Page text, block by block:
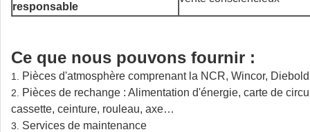
responsable
Ce que nous pouvons fournir :
1. Pièces d'atmosphère comprenant la NCR, Wincor,
2.
Pièces de rechange : Alimentation d'énergie, carte de
cassette, ceinture, rouleau, axe…
3. Services de maintenance